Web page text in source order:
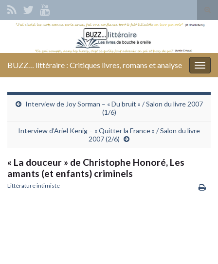
Search for:
BUZZ… littéraire : Critiques livres, romans et analyse
Interview de Joy Sorman – « Du bruit » / Salon du livre 2007
(1/6)
Interview d’Ariel Kenig – « Quitter la France » / Salon du livre
2007 (2/6)
« La douceur » de Christophe Honoré, Les
amants (et enfants) criminels
Littérature intimiste